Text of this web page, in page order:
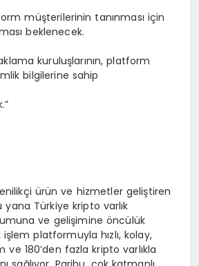
müşterilerinin tanınması için
beklenecek.
kuruluşlarının, platform
bilgilerine sahip
ürün ve hizmetler geliştiren
yana Türkiye kripto varlık
ve gelişimine öncülük
işlem platformuyla hızlı, kolay,
180’den fazla kripto varlıkla